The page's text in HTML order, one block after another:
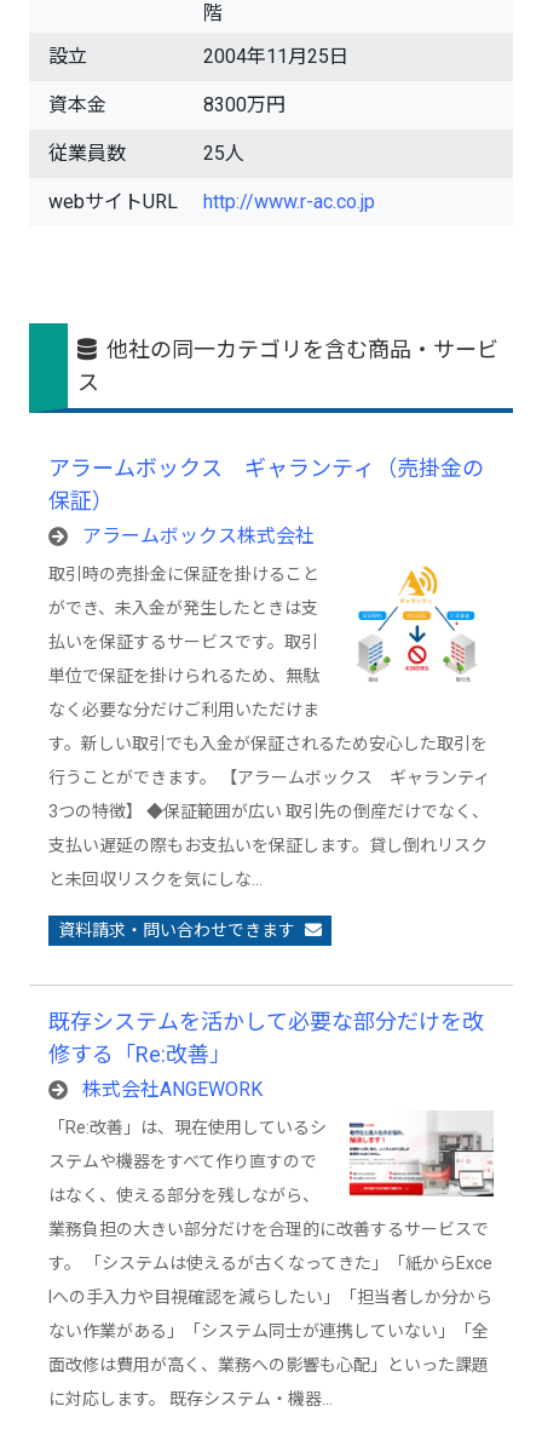
階
設立
2004年11月25日
資本金 8300万円
従業員数 25人
webサイトURL http://www.r-ac.co.jp
他社の同一カテゴリを含む商品・サービ
ス
アラームボックス ギャランティ（売掛金の
保証）
アラームボックス株式会社
取引時の売掛金に保証を掛けること
ができ、未入金が発生したときは支
払いを保証するサービスです。取引
単位で保証を掛けられるため、無駄
なく必要な分だけご利用いただけま
す。新しい取引でも入金が保証されるため安心した取引を
行うことができます。 【アラームボックス ギャランティ
3つの特徴】 ◆保証範囲が広い 取引先の倒産だけでなく、
支払い遅延の際もお支払いを保証します。貸し倒れリスク
と未回収リスクを気にしな…
資料請求・問い合わせできます
既存システムを活かして必要な部分だけを改
修する「Re:改善」
株式会社ANGEWORK
「Re:改善」は、現在使用しているシ
ステムや機器をすべて作り直すので
はなく、使える部分を残しながら、
業務負担の大きい部分だけを合理的に改善するサービスで
す。 「システムは使えるが古くなってきた」「紙からExce
lへの手入力や目視確認を減らしたい」「担当者しか分から
ない作業がある」「システム同士が連携していない」「全
面改修は費用が高く、業務への影響も心配」といった課題
に対応します。 既存システム・機器…